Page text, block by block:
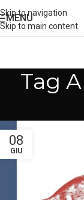
Skip to navigation
Skip to main content
MENU
Tag
08
GIU